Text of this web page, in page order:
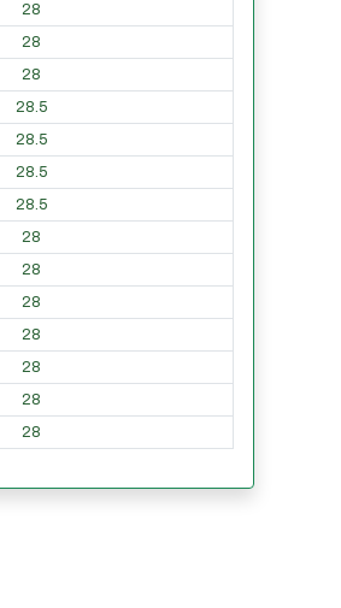
28
28
28
28.5
28.5
28.5
28.5
28
28
28
28
28
28
28